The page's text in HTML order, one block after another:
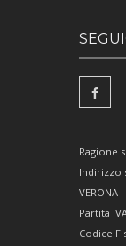
Ragione
Indirizzo
VERONA
Partita
Codice